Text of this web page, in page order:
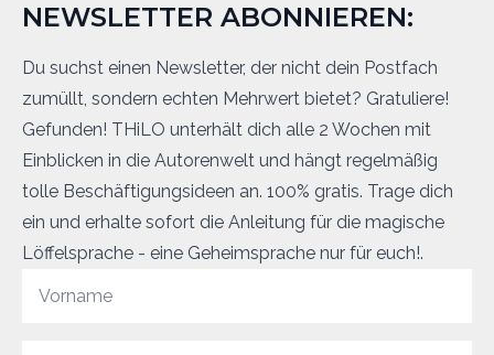
NEWSLETTER ABONNIEREN:
Du suchst einen Newsletter, der nicht dein Postfach
zumüllt, sondern echten Mehrwert bietet? Gratuliere!
Gefunden! THiLO unterhält dich alle 2 Wochen mit
Einblicken in die Autorenwelt und hängt regelmäßig
tolle Beschäftigungsideen an. 100% gratis. Trage dich
ein und erhalte sofort die Anleitung für die magische
Löffelsprache - eine Geheimsprache nur für euch!.